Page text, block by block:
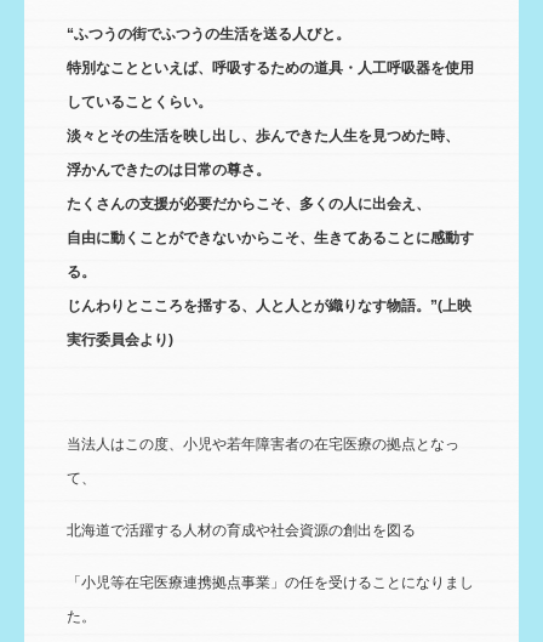
“ふつうの街でふつうの生活を送る人びと。
特別なことといえば、呼吸するための道具・人工呼吸器を使用
していることくらい。
淡々とその生活を映し出し、歩んできた人生を見つめた時、
浮かんできたのは日常の尊さ。
たくさんの支援が必要だからこそ、多くの人に出会え、
自由に動くことができないからこそ、生きてあることに感動す
る。
じんわりとこころを揺する、人と人とが織りなす物語。”(上映
実行委員会より)
当法人はこの度、小児や若年障害者の在宅医療の拠点となっ
て、
北海道で活躍する人材の育成や社会資源の創出を図る
「小児等在宅医療連携拠点事業」の任を受けることになりまし
た。